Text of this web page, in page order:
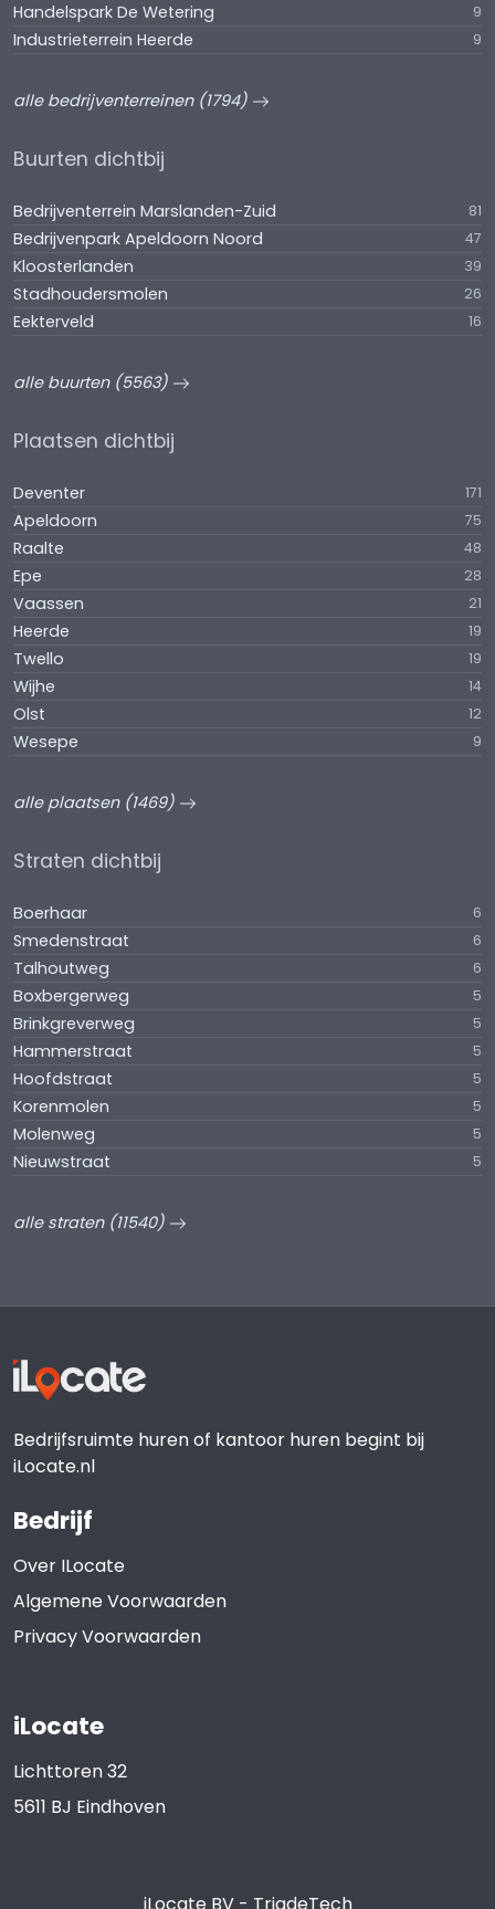
Handelspark De Wetering 9
Industrieterrein Heerde 9
alle bedrijventerreinen (1794)
Buurten dichtbij
Bedrijventerrein Marslanden-Zuid 81
Bedrijvenpark Apeldoorn Noord 47
Kloosterlanden 39
Stadhoudersmolen 26
Eekterveld 16
alle buurten (5563)
Plaatsen dichtbij
Deventer 171
Apeldoorn 75
Raalte 48
Epe 28
Vaassen 21
Heerde 19
Twello 19
Wijhe 14
Olst 12
Wesepe 9
alle plaatsen (1469)
Straten dichtbij
Boerhaar 6
Smedenstraat 6
Talhoutweg 6
Boxbergerweg 5
Brinkgreverweg 5
Hammerstraat 5
Hoofdstraat 5
Korenmolen 5
Molenweg 5
Nieuwstraat 5
alle straten (11540)
Bedrijfsruimte huren of kantoor huren begint bij
iLocate.nl
Bedrijf
Over ILocate
Algemene Voorwaarden
Privacy Voorwaarden
iLocate
Lichttoren 32
5611 BJ Eindhoven